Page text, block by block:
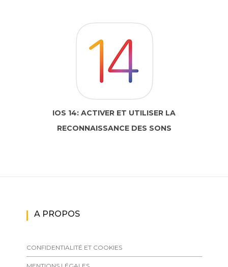
IOS 14: ACTIVER ET UTILISER LA
RECONNAISSANCE DES SONS
A PROPOS
CONFIDENTIALITÉ ET COOKIES